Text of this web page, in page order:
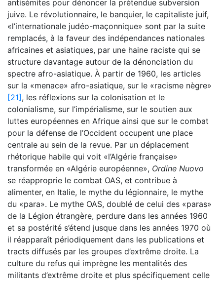
antisémites pour dénoncer la prétendue subversion
juive. Le révolutionnaire, le banquier, le capitaliste juif,
«l’internationale judéo-maçonnique» sont par la suite
remplacés, à la faveur des indépendances nationales
africaines et asiatiques, par une haine raciste qui se
structure davantage autour de la dénonciation du
spectre afro-asiatique. À partir de 1960, les articles
sur la «menace» afro-asiatique, sur le «racisme nègre»
[21], les réflexions sur la colonisation et le
colonialisme, sur l’impérialisme, sur le soutien aux
luttes européennes en Afrique ainsi que sur le combat
pour la défense de l’Occident occupent une place
centrale au sein de la revue. Par un déplacement
rhétorique habile qui voit «l’Algérie française»
transformée en «Algérie européenne», Ordine Nuovo
se réapproprie le combat OAS, et contribue à
alimenter, en Italie, le mythe du légionnaire, le mythe
du «para». Le mythe OAS, doublé de celui des «paras»
de la Légion étrangère, perdure dans les années 1960
et sa postérité s’étend jusque dans les années 1970 où
il réapparaît périodiquement dans les publications et
tracts diffusés par les groupes d’extrême droite. La
culture du refus qui imprègne les mentalités des
militants d’extrême droite et plus spécifiquement celle